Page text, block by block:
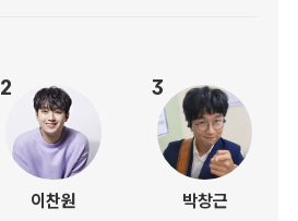
2
이찬원
3
박창근